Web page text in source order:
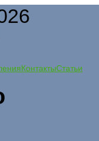
КонтактыСтатьи